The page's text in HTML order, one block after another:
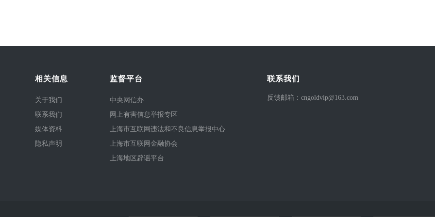
相关信息
关于我们
联系我们
媒体资料
隐私声明
监督平台
中央网信办
网上有害信息举报专区
上海市互联网违法和不良信息举报中心
上海市互联网金融协会
上海地区辟谣平台
联系我们
反馈邮箱：cngoldvip@163.com